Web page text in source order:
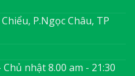
P.Ngọc Châu, TP
nhật 8.00 am - 21:30